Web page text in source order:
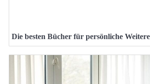
Die besten Bücher für persönliche